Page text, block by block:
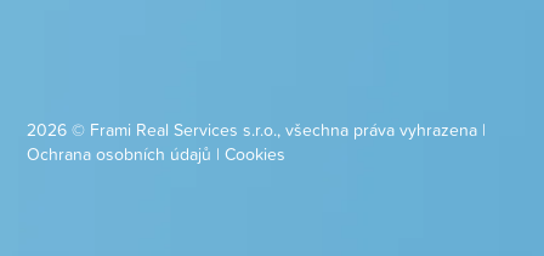
2026 © Frami Real Services s.r.o., všechna práva vyhrazena |
Ochrana osobních údajů |Cookies